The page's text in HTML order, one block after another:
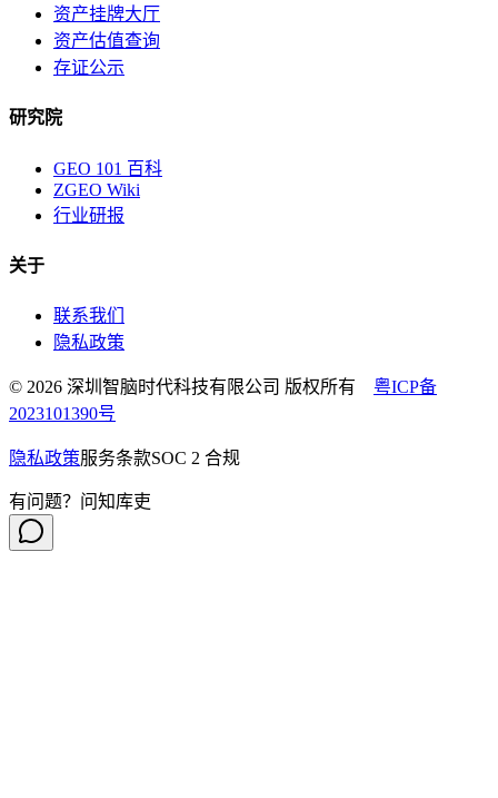
资产挂牌大厅
资产估值查询
存证公示
研究院
GEO 101 百科
ZGEO Wiki
行业研报
关于
联系我们
隐私政策
© 2026 深圳智脑时代科技有限公司 版权所有 粤ICP备
2023101390号
隐私政策服务条款SOC 2 合规
有问题？问知库吏